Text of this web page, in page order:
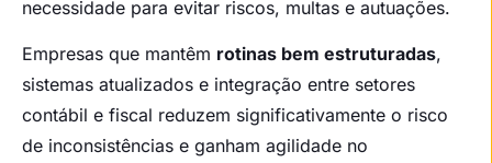
necessidade para evitar riscos, multas e autuações.
Empresas que mantêm rotinas bem estruturadas,
sistemas atualizados e integração entre setores
contábil e fiscal reduzem significativamente o risco
de inconsistências e ganham agilidade no